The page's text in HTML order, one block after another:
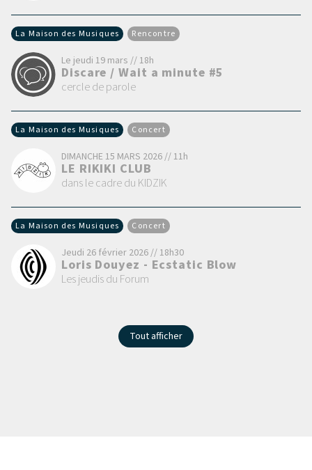
La Maison des Musiques Rencontre
Le jeudi 19 mars // 18h
Discare / Wait a minute #5
cercle de parole
La Maison des Musiques Concert
DIMANCHE 15 MARS 2026 // 11h
LE RIKIKI CLUB
dans le cadre du KIDZIK
La Maison des Musiques Concert
Jeudi 26 février 2026 // 18h30
Loris Douyez - Ecstatic Blow
Les jeudis du Forum
Tout afficher